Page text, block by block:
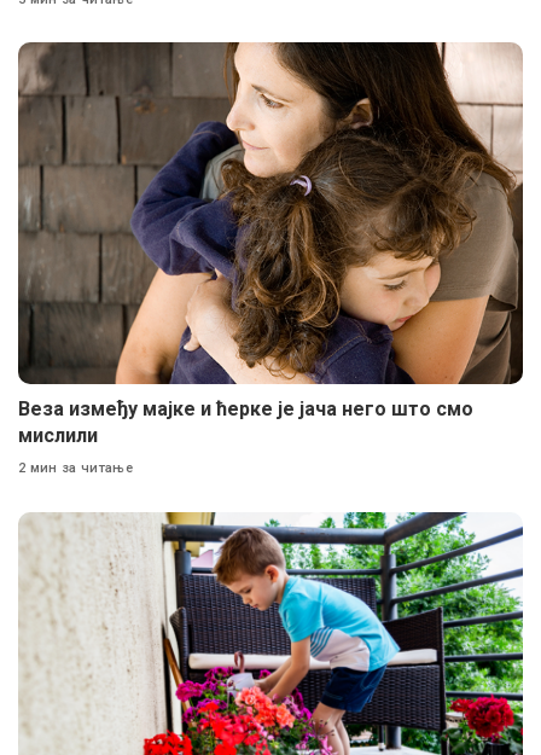
Веза између мајке и ћерке је јача него што смо
мислили
2 мин за читање